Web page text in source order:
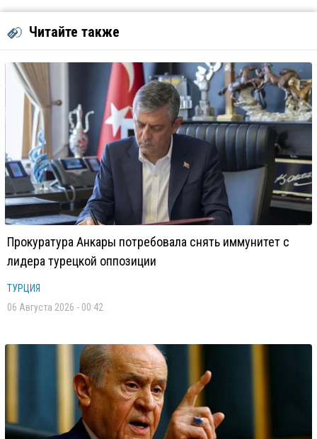
Читайте также
Прокуратура Анкары потребовала снять иммунитет с
лидера турецкой оппозиции
ТУРЦИЯ
06 Августа 2026 - 00:42